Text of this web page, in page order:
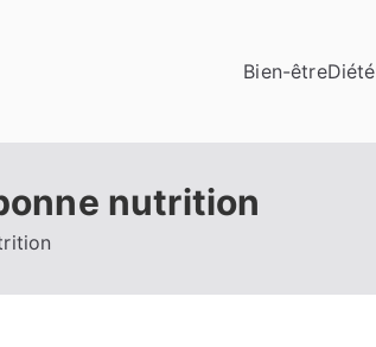
Bien-être
nutrition